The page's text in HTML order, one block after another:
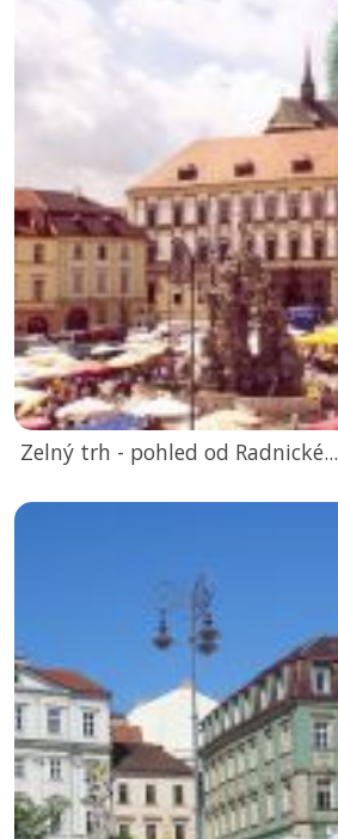
Zelný trh - pohled od Radnické...